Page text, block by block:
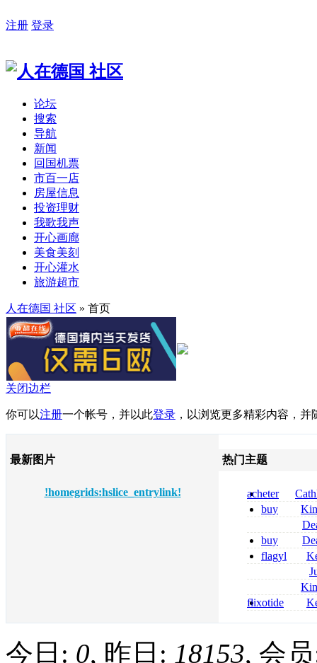
注册 登录
论坛
搜索
导航
新闻
回国机票
市百一店
房屋信息
投资理财
我歌我声
开心画廊
美食美刻
开心灌水
旅游超市
人在德国 社区 » 首页
关闭边栏
你可以注册一个帐号，并以此登录 ，以浏览更多精彩内容，
最新图片
!homegrids:hslice_entrylink!
热门主题
acheter
dapsone site
buy
zolpidem usa
tizanidine
sans
buy
pregabalin
pregabalin
flagyl
online
roxithromycin
sécurité
nolvadex
flixotide
今日: 0, 昨日: 18153, 会